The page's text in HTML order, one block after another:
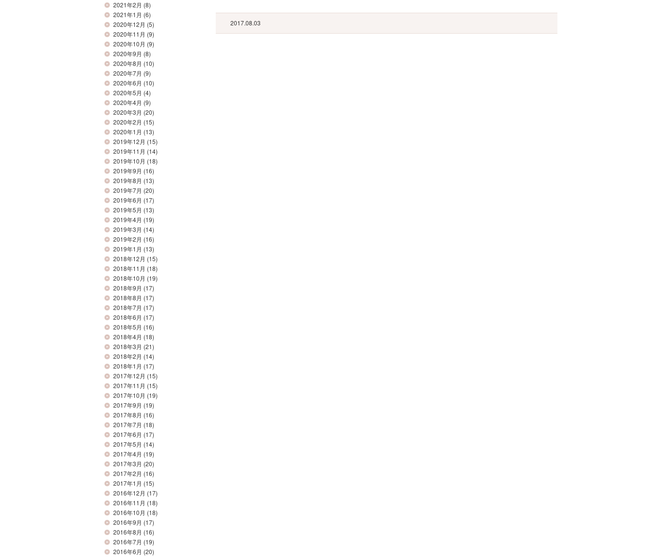
2021年2月 (8)
2021年1月 (6)
2020年12月 (5)
2020年11月 (9)
2020年10月 (9)
2020年9月 (8)
2020年8月 (10)
2020年7月 (9)
2020年6月 (10)
2020年5月 (4)
2020年4月 (9)
2020年3月 (20)
2020年2月 (15)
2020年1月 (13)
2019年12月 (15)
2019年11月 (14)
2019年10月 (18)
2019年9月 (16)
2019年8月 (13)
2019年7月 (20)
2019年6月 (17)
2019年5月 (13)
2019年4月 (19)
2019年3月 (14)
2019年2月 (16)
2019年1月 (13)
2018年12月 (15)
2018年11月 (18)
2018年10月 (19)
2018年9月 (17)
2018年8月 (17)
2018年7月 (17)
2018年6月 (17)
2018年5月 (16)
2018年4月 (18)
2018年3月 (21)
2018年2月 (14)
2018年1月 (17)
2017年12月 (15)
2017年11月 (15)
2017年10月 (19)
2017年9月 (19)
2017年8月 (16)
2017年7月 (18)
2017年6月 (17)
2017年5月 (14)
2017年4月 (19)
2017年3月 (20)
2017年2月 (16)
2017年1月 (15)
2016年12月 (17)
2016年11月 (18)
2016年10月 (18)
2016年9月 (17)
2016年8月 (16)
2016年7月 (19)
2016年6月 (20)
2017.08.03